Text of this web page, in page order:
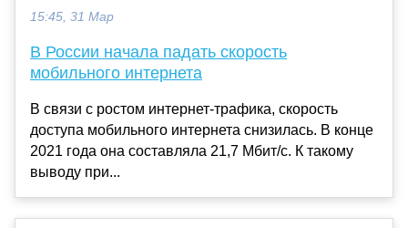
15:45, 31 Мар
В России начала падать скорость
мобильного интернета
В связи с ростом интернет-трафика, скорость
доступа мобильного интернета снизилась. В конце
2021 года она составляла 21,7 Мбит/c. К такому
выводу при...